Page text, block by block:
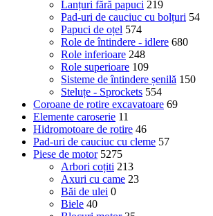
Lanțuri fără papuci 219
Pad-uri de cauciuc cu bolțuri 54
Papuci de oțel 574
Role de întindere - idlere 680
Role inferioare 248
Role superioare 109
Sisteme de întindere șenilă 150
Steluțe - Sprockets 554
Coroane de rotire excavatoare 69
Elemente caroserie 11
Hidromotoare de rotire 46
Pad-uri de cauciuc cu cleme 57
Piese de motor 5275
Arbori coțiti 213
Axuri cu came 23
Băi de ulei 0
Biele 40